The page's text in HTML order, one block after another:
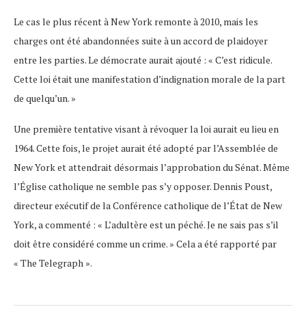
Le cas le plus récent à New York remonte à 2010, mais les
charges ont été abandonnées suite à un accord de plaidoyer
entre les parties. Le démocrate aurait ajouté : « C’est ridicule.
Cette loi était une manifestation d’indignation morale de la part
de quelqu’un. »
Une première tentative visant à révoquer la loi aurait eu lieu en
1964. Cette fois, le projet aurait été adopté par l’Assemblée de
New York et attendrait désormais l’approbation du Sénat. Même
l’Église catholique ne semble pas s’y opposer. Dennis Poust,
directeur exécutif de la Conférence catholique de l’État de New
York, a commenté : « L’adultère est un péché. Je ne sais pas s’il
doit être considéré comme un crime. » Cela a été rapporté par
« The Telegraph ».